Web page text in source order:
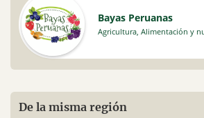
Bayas Peruanas
Agricultura, Alimentación y
De la misma región